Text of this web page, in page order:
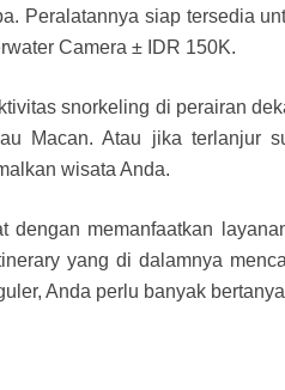
Peralatannya siap tersedia
Camera ± IDR 150K.
snorkeling di perairan
Macan. Atau jika terlanjur
wisata Anda.
dengan memanfaatkan
yang di dalamnya
Anda perlu banyak